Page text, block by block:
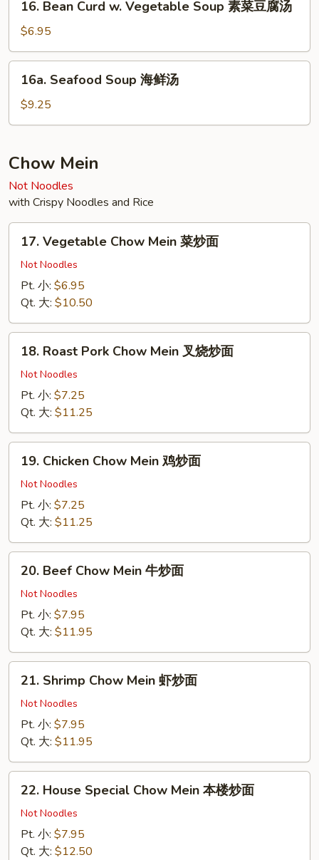
Bean
Curd
w.
Vegetable
Soup
汤
16. Bean Curd w. Vegetable Soup 素菜豆腐汤
$6.95
Seafood
Soup
海
汤
16a. Seafood Soup 海鲜汤
$9.25
Chow Mein
Not Noodles
with Crispy Noodles and Rice
Vegetable
Chow
Mein
面
17. Vegetable Chow Mein 菜炒面
Not Noodles
Pt. 小: $6.95
Qt. 大: $10.50
Roast
Pork
Chow
Mein
烧
18. Roast Pork Chow Mein 叉烧炒面
Not Noodles
Pt. 小: $7.25
Qt. 大: $11.25
Chicken
Chow
Mein
面
19. Chicken Chow Mein 鸡炒面
Not Noodles
Pt. 小: $7.25
Qt. 大: $11.25
Beef
Chow
Mein
面
20. Beef Chow Mein 牛炒面
Not Noodles
Pt. 小: $7.95
Qt. 大: $11.95
Shrimp
Chow
Mein
面
21. Shrimp Chow Mein 虾炒面
Not Noodles
Pt. 小: $7.95
Qt. 大: $11.95
House
Special
Chow
Mein
22. House Special Chow Mein 本楼炒面
Not Noodles
Pt. 小: $7.95
Qt. 大: $12.50